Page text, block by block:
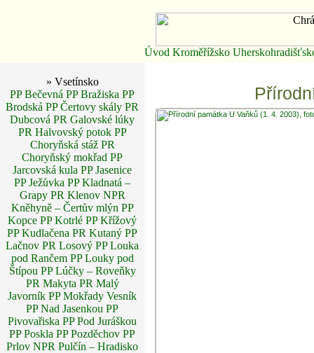
Úvod Kroměřížsko
» Vsetínsko
PP Bečevná PP Bražiska PP
Brodská PP Čertovy skály PR
Dubcová PR Galovské lúky
PR Halvovský potok PP
Choryňská stáž PR
Choryňský mokřad PP
Jarcovská kula PP Jasenice
PP Ježůvka PP Kladnatá –
Grapy PR Klenov NPR
Kněhyně – Čertův mlýn PP
Kopce PP Kotrlé PP Křížový
PP Kudlačena PR Kutaný PP
Lačnov PR Losový PP Louka
pod Rančem PP Louky pod
Štípou PP Lúčky – Roveňky
PR Makyta PR Malý
Javorník PP Mokřady Vesník
PP Nad Jasenkou PP
Pivovařiska PP Pod Juráškou
PP Poskla PP Pozděchov PP
Prlov NPR Pulčín – Hradisko